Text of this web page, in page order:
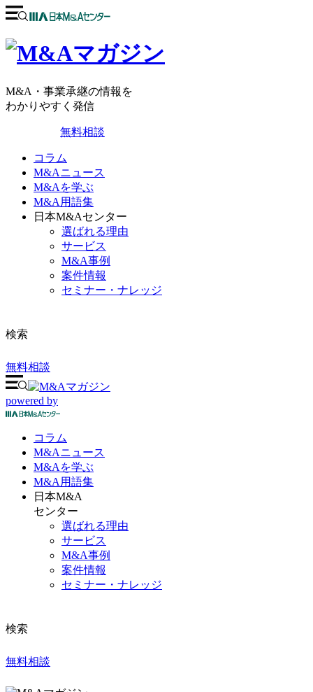
M&A・事業承継の情報を
わかりやすく発信
無料相談
コラム
M&Aニュース
M&Aを学ぶ
M&A用語集
日本M&Aセンター
選ばれる理由
サービス
M&A事例
案件情報
セミナー・ナレッジ
検索
無料相談
powered by
コラム
M&Aニュース
M&Aを学ぶ
M&A 用語集
日本M&A
センター
選ばれる理由
サービス
M&A事例
案件情報
セミナー・ナレッジ
検索
無料相談